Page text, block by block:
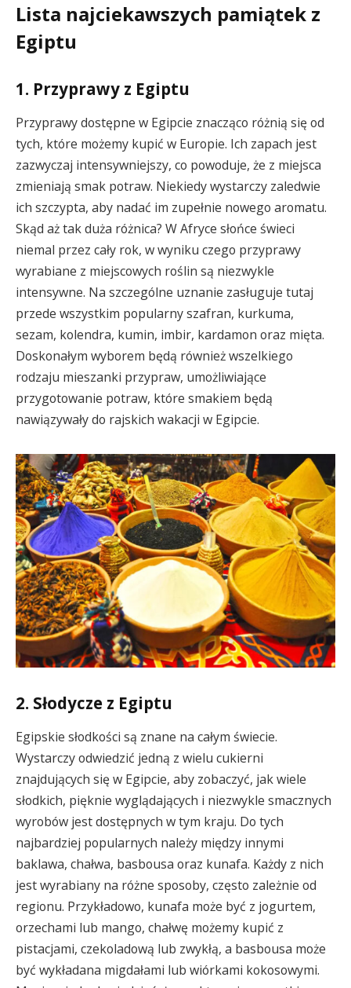
Lista najciekawszych pamiątek z
Egiptu
1. Przyprawy z Egiptu
Przyprawy dostępne w Egipcie znacząco różnią się od
tych, które możemy kupić w Europie. Ich zapach jest
zazwyczaj intensywniejszy, co powoduje, że z miejsca
zmieniają smak potraw. Niekiedy wystarczy zaledwie
ich szczypta, aby nadać im zupełnie nowego aromatu.
Skąd aż tak duża różnica? W Afryce słońce świeci
niemal przez cały rok, w wyniku czego przyprawy
wyrabiane z miejscowych roślin są niezwykle
intensywne. Na szczególne uznanie zasługuje tutaj
przede wszystkim popularny szafran, kurkuma,
sezam, kolendra, kumin, imbir, kardamon oraz mięta.
Doskonałym wyborem będą również wszelkiego
rodzaju mieszanki przypraw, umożliwiające
przygotowanie potraw, które smakiem będą
nawiązywały do rajskich wakacji w Egipcie.
2. Słodycze z Egiptu
Egipskie słodkości są znane na całym świecie.
Wystarczy odwiedzić jedną z wielu cukierni
znajdujących się w Egipcie, aby zobaczyć, jak wiele
słodkich, pięknie wyglądających i niezwykle smacznych
wyrobów jest dostępnych w tym kraju. Do tych
najbardziej popularnych należy między innymi
baklawa, chałwa, basbousa oraz kunafa. Każdy z nich
jest wyrabiany na różne sposoby, często zależnie od
regionu. Przykładowo, kunafa może być z jogurtem,
orzechami lub mango, chałwę możemy kupić z
pistacjami, czekoladową lub zwykłą, a basbousa może
być wykładana migdałami lub wiórkami kokosowymi.